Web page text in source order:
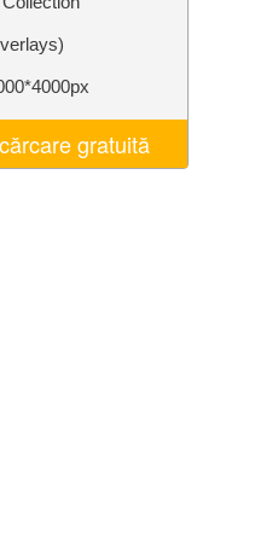
gratuită